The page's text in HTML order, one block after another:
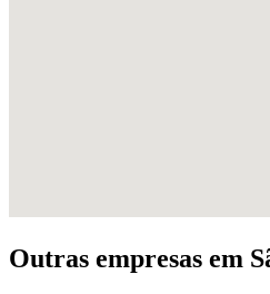
Outras empresas em